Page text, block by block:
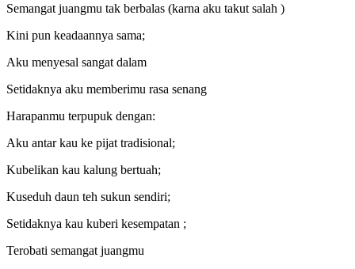
Semangat juangmu tak berbalas (karna aku takut salah )
Kini pun keadaannya sama;
Aku menyesal sangat dalam
Setidaknya aku memberimu rasa senang
Harapanmu terpupuk dengan:
Aku antar kau ke pijat tradisional;
Kubelikan kau kalung bertuah;
Kuseduh daun teh sukun sendiri;
Setidaknya kau kuberi kesempatan ;
Terobati semangat juangmu